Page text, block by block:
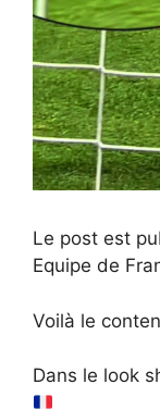
Le post est
Equipe de
Voilà le
Dans le look